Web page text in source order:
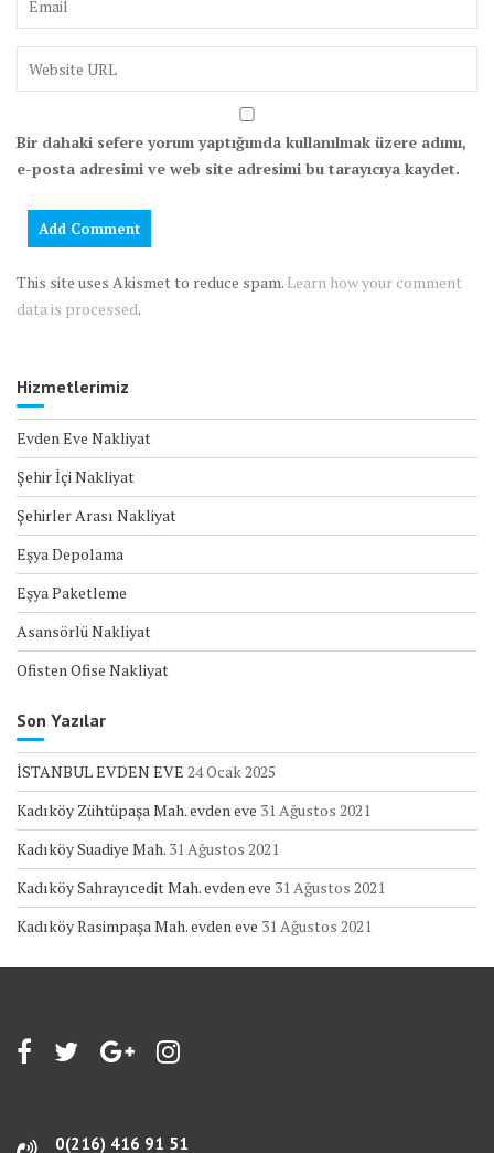
Bir dahaki sefere yorum yaptığımda kullanılmak üzere adımı,
e-posta adresimi ve web site adresimi bu tarayıcıya kaydet.
This site uses Akismet to reduce spam. Learn how your comment
data is processed.
Hizmetlerimiz
Evden Eve Nakliyat
Şehir İçi Nakliyat
Şehirler Arası Nakliyat
Eşya Depolama
Eşya Paketleme
Asansörlü Nakliyat
Ofisten Ofise Nakliyat
Son Yazılar
İSTANBUL EVDEN EVE 24 Ocak 2025
Kadıköy Zühtüpaşa Mah. evden eve 31 Ağustos 2021
Kadıköy Suadiye Mah. 31 Ağustos 2021
Kadıköy Sahrayıcedit Mah. evden eve 31 Ağustos 2021
Kadıköy Rasimpaşa Mah. evden eve 31 Ağustos 2021
0(216) 416 91 51